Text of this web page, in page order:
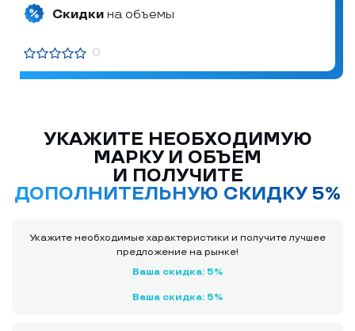
Скидки на объемы
0
УКАЖИТЕ НЕОБХОДИМУЮ
МАРКУ И ОБЪЕМ
И ПОЛУЧИТЕ
ДОПОЛНИТЕЛЬНУЮ СКИДКУ 5%
Укажите необходимые характеристики и получите лучшее
предложение на рынке!
Ваша скидка: 5%
Ваша скидка: 5%